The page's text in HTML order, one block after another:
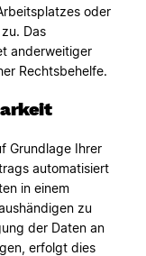
oder
Das
anderweitiger
Rechtsbehelfe.
Grundlage Ihrer
automatisiert
in einem
zu
der Daten an
erfolgt dies